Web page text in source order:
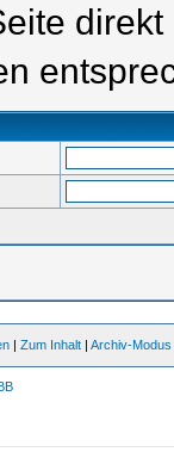
|Zum Inhalt |Archiv-Modus